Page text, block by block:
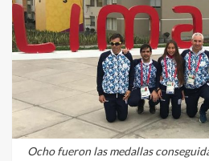
Ocho fueron las medallas